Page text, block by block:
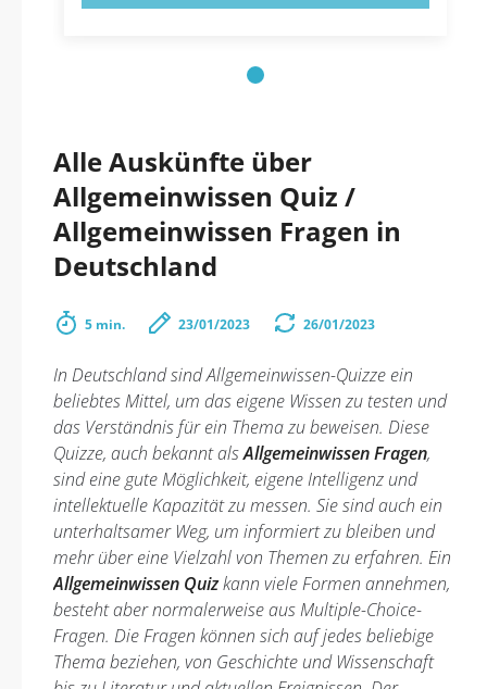
Alle Auskünfte über
Allgemeinwissen Quiz /
Allgemeinwissen Fragen in
Deutschland
5 min. 23/01/2023 26/01/2023
In Deutschland sind Allgemeinwissen-Quizze ein
beliebtes Mittel, um das eigene Wissen zu testen und
das Verständnis für ein Thema zu beweisen. Diese
Quizze, auch bekannt alsAllgemeinwissen Fragen,
sind eine gute Möglichkeit, eigene Intelligenz und
intellektuelle Kapazität zu messen. Sie sind auch ein
unterhaltsamer Weg, um informiert zu bleiben und
mehr über eine Vielzahl von Themen zu erfahren. Ein
Allgemeinwissen Quizkann viele Formen annehmen,
besteht aber normalerweise aus Multiple-Choice-
Fragen. Die Fragen können sich auf jedes beliebige
Thema beziehen, von Geschichte und Wissenschaft